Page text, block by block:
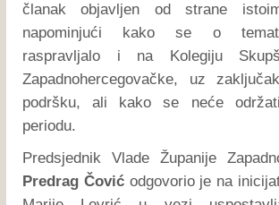
članak objavljen od strane
napominjući kako se o
raspravljalo i na Kolegiju
Zapadnohercegovačke, uz
podršku, ali kako se neće
periodu.
Predsjednik Vlade Županije
Predrag Čovićodgovorio je na